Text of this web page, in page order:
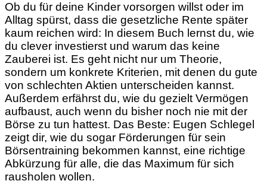
Ob du für deine Kinder vorsorgen willst oder im
Alltag spürst, dass die gesetzliche Rente später
kaum reichen wird: In diesem Buch lernst du, wie
du clever investierst und warum das keine
Zauberei ist. Es geht nicht nur um Theorie,
sondern um konkrete Kriterien, mit denen du gute
von schlechten Aktien unterscheiden kannst.
Außerdem erfährst du, wie du gezielt Vermögen
aufbaust, auch wenn du bisher noch nie mit der
Börse zu tun hattest. Das Beste: Eugen Schlegel
zeigt dir, wie du sogar Förderungen für sein
Börsentraining bekommen kannst, eine richtige
Abkürzung für alle, die das Maximum für sich
rausholen wollen.